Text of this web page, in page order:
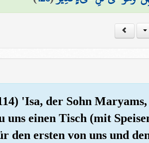
'Isa, der Sohn
uns einen Tisch (mit
den ersten von uns und